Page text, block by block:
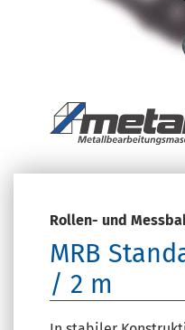
Rollen- und
MRB
/ 2 m